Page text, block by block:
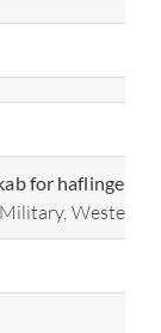
for haflingere
Western